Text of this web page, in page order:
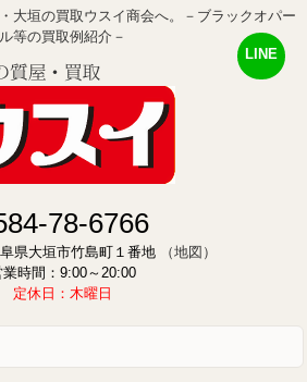
大垣の買取ウスイ商会へ。－ブラックオパー
ル等の買取例紹介－
78-6766
県大垣市竹島町１番地
（地図）
業時間：9:00～20:00
定休日：木曜日
LINE